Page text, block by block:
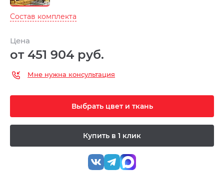
Состав комплекта
Цена
от 451 904 руб.
Мне нужна консультация
Выбрать цвет и ткань
Купить в 1 клик